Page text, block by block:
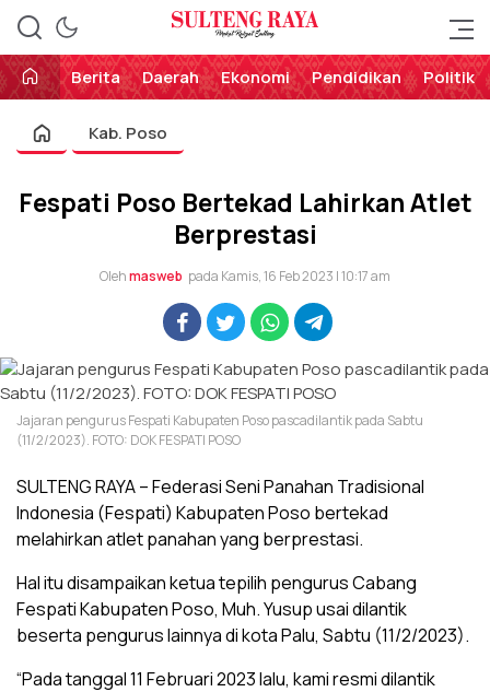
Sulteng Raya
Perekat Rakyat Sulteng
Berita
Daerah Ekonomi Pendidikan Politik
Kab. Poso
Fespati Poso Bertekad Lahirkan Atlet
Berprestasi
Olehmasweb pada Kamis, 16 Feb 2023 | 10:17 am
Jajaran pengurus Fespati Kabupaten Poso pascadilantik pada Sabtu
(11/2/2023). FOTO: DOK FESPATI POSO
SULTENG RAYA – Federasi Seni Panahan Tradisional
Indonesia (Fespati) Kabupaten Poso bertekad
melahirkan atlet panahan yang berprestasi.
Hal itu disampaikan ketua tepilih pengurus Cabang
Fespati Kabupaten Poso, Muh. Yusup usai dilantik
beserta pengurus lainnya di kota Palu, Sabtu (11/2/2023).
“Pada tanggal 11 Februari 2023 lalu, kami resmi dilantik